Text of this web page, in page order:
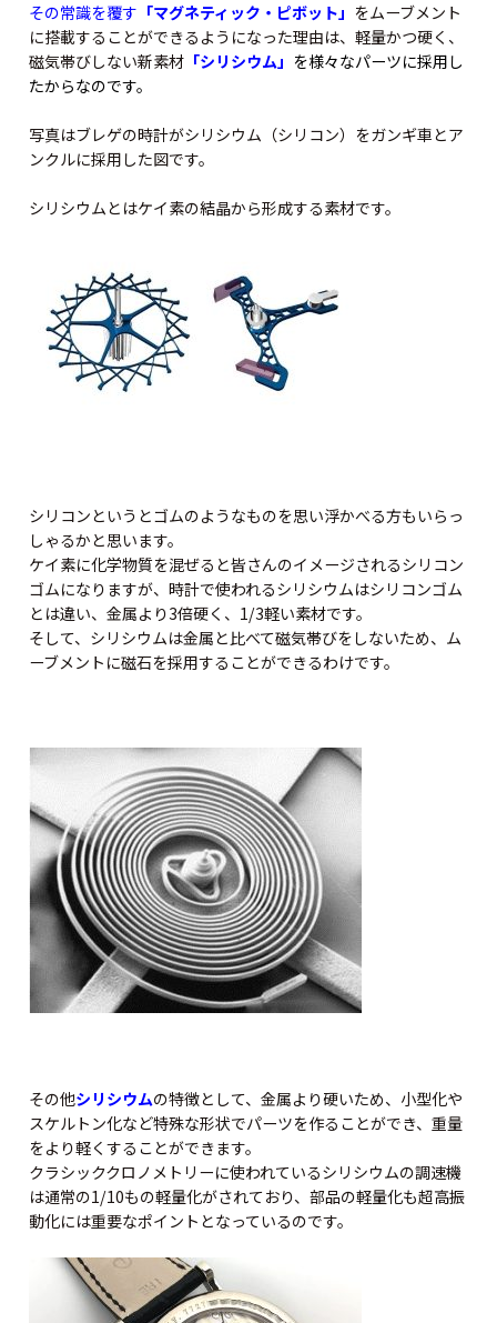
その常識を覆す 「マグネティック・ピボット」 をムーブメント
に搭載することができるようになった理由は、軽量かつ硬く、
磁気帯びしない新素材 「シリシウム」 を様々なパーツに採用し
たからなのです。
写真はブレゲの時計がシリシウム（シリコン）をガンギ車とア
ンクルに採用した図です。
シリシウムとはケイ素の結晶から形成する素材です。
シリコンというとゴムのようなものを思い浮かべる方もいらっ
しゃるかと思います。
ケイ素に化学物質を混ぜると皆さんのイメージされるシリコン
ゴムになりますが、時計で使われるシリシウムはシリコンゴム
とは違い、金属より3倍硬く、1/3軽い素材です。
そして、シリシウムは金属と比べて磁気帯びをしないため、ム
ーブメントに磁石を採用することができるわけです。
その他シリシウムの特徴として、金属より硬いため、小型化や
スケルトン化など特殊な形状でパーツを作ることができ、重量
をより軽くすることができます。
クラシッククロノメトリーに使われているシリシウムの調速機
は通常の1/10もの軽量化がされており、部品の軽量化も超高振
動化には重要なポイントとなっているのです。